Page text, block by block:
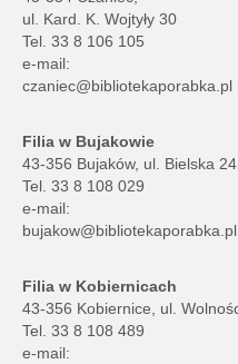
ul. Kard. K. Wojtyły 30
Tel. 33 8 106 105
e-mail:
czaniec@bibliotekaporabka.pl
Filia w Bujakowie
43-356 Bujaków, ul. Bielska 24
Tel. 33 8 108 029
e-mail:
bujakow@bibliotekaporabka.pl
Filia w Kobiernicach
43-356 Kobiernice, ul.
Tel. 33 8 108 489
e-mail: